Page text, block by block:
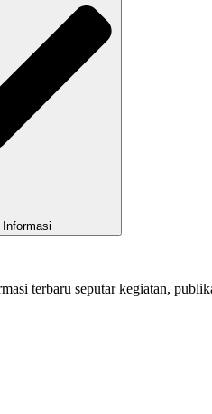
terbaru seputar kegiatan,